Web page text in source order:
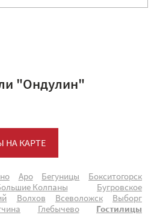
"Ондулин"
НА КАРТЕ
Аро Бегуницы
Бокситогорск
Колпаны
Бугровское
Волхов Всеволожск
Выборг
Глебычево
Гостилицы